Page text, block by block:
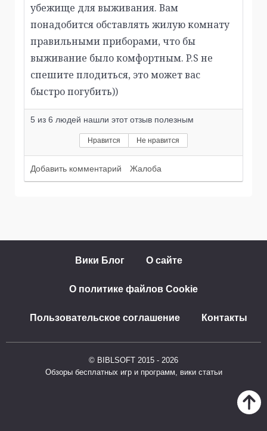
убежище для выживания. Вам
понадобится обставлять жилую комнату
правильными приборами, что бы
выживание было комфортным. P.S не
спешите плодиться, это может вас
быстро погубить))
5 из 6 людей нашли этот отзыв полезным
Нравится Не нравится
Добавить комментарий Жалоба
Вики Блог О сайте
О политике файлов Cookie
Пользовательское соглашение Контакты
© BIBLSOFT 2015 - 2026
Обзоры бесплатных игр и программ, вики статьи